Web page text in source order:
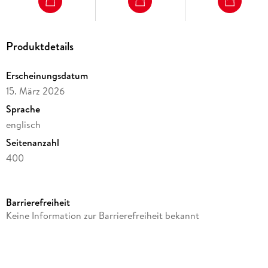
Produktdetails
Erscheinungsdatum
15. März 2026
Sprache
englisch
Seitenanzahl
400
Verlag/Hersteller
Barrierefreiheit
Keine Information zur Barrierefreiheit bekannt